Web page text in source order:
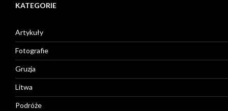
KATEGORIE
Artykuły
Fotografie
Gruzja
Litwa
Podróże